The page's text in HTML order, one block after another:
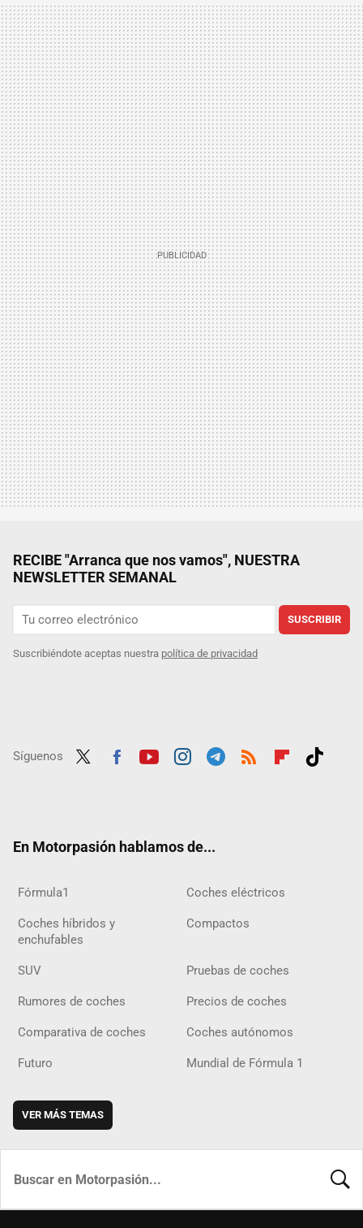
RECIBE "Arranca que nos vamos", NUESTRA
NEWSLETTER SEMANAL
SUSCRIBIR
Suscribiéndote aceptas nuestra política de privacidad
Síguenos
En Motorpasión hablamos de...
Fórmula1 Coches eléctricos
Coches híbridos y
enchufables
Compactos
SUV Pruebas de coches
Rumores de coches Precios de coches
Comparativa de coches Coches autónomos
Futuro Mundial de Fórmula 1
VER MÁS TEMAS